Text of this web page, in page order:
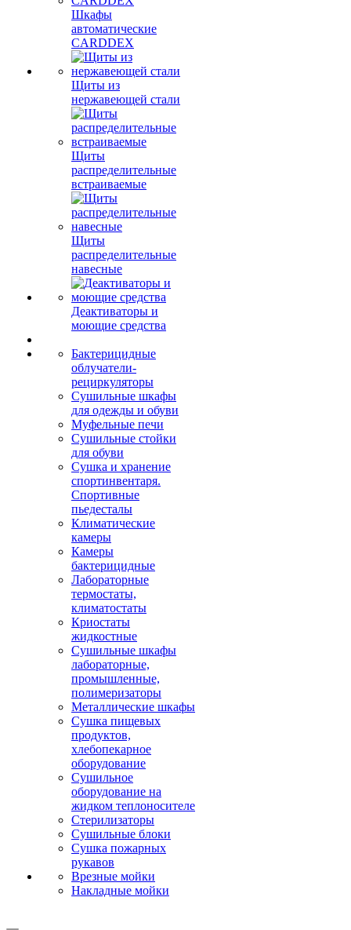
Шкафы
автоматические
CARDDEX
Щиты из
нержавеющей стали
Щиты
распределительные
встраиваемые
Щиты
распределительные
навесные
Деактиваторы и
моющие средства
Бактерицидные
облучатели-
рециркуляторы
Сушильные шкафы
для одежды и обуви
Муфельные печи
Сушильные стойки
для обуви
Сушка и хранение
спортинвентаря.
Спортивные
пьедесталы
Климатические
камеры
Камеры
бактерицидные
Лабораторные
термостаты,
климатостаты
Криостаты
жидкостные
Сушильные шкафы
лабораторные,
промышленные,
полимеризаторы
Металлические шкафы
Сушка пищевых
продуктов,
хлебопекарное
оборудование
Сушильное
оборудование на
жидком теплоносителе
Стерилизаторы
Сушильные блоки
Сушка пожарных
рукавов
Врезные мойки
Накладные мойки